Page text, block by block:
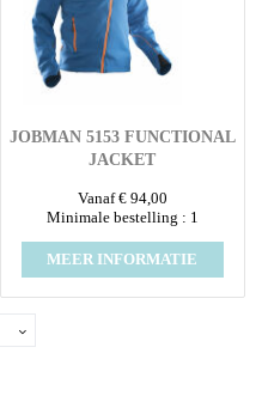
JOBMAN 5153 FUNCTIONAL
JACKET
Vanaf € 94,00
Minimale bestelling : 1
MEER INFORMATIE